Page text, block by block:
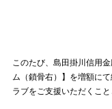
このたび、島田掛川信用
ム（鎖骨右）】を増額に
ラブをご支援いただくこ